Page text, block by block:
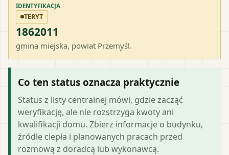
IDENTYFIKACJA
TERYT
1862011
gmina miejska, powiat Przemyśl.
Co ten status oznacza praktycznie
Status z listy centralnej mówi, gdzie zacząć
weryfikację, ale nie rozstrzyga kwoty ani
kwalifikacji domu. Zbierz informacje o budynku,
źródle ciepła i planowanych pracach przed
rozmową z doradcą lub wykonawcą.